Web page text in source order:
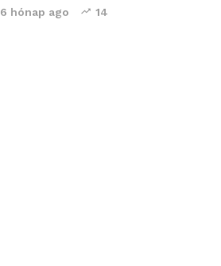
6 hónap ago 14